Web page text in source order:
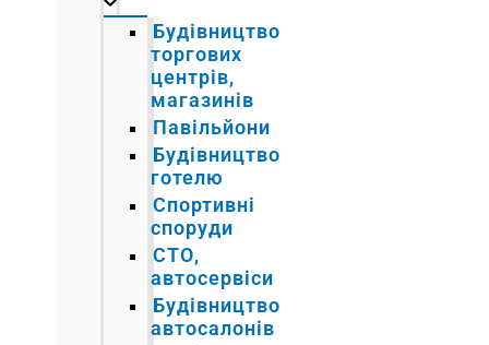
Будівництво
торгових
центрів,
магазинів
Павільйони
Будівництво
готелю
Спортивні
споруди
СТО,
автосервіси
Будівництво
автосалонів